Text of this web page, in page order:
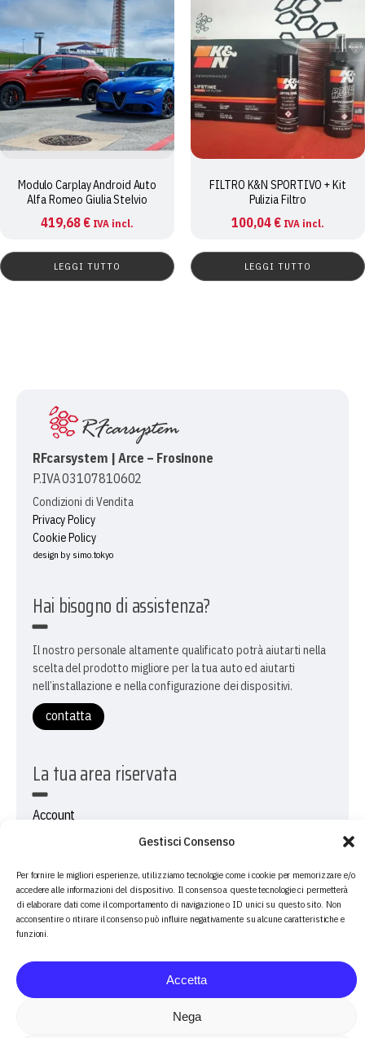
Gestisci Consenso
Per fornire le migliori esperienze, utilizziamo tecnologie come i cookie per memorizzare e/o
accedere alle informazioni del dispositivo. Il consenso a queste tecnologie ci permetterà
di elaborare dati come il comportamento di navigazione o ID unici su questo sito. Non
acconsentire o ritirare il consenso può influire negativamente su alcune caratteristiche e
funzioni.
Accetta
Nega
Modulo Carplay Android Auto
Alfa Romeo Giulia Stelvio
419,68 € IVA incl.
LEGGI TUTTO
FILTRO K&N SPORTIVO + Kit
Pulizia Filtro
100,04 € IVA incl.
LEGGI TUTTO
RFcarsystem | Arce – Frosinone
P.IVA 03107810602
Condizioni di Vendita
Privacy Policy
Cookie Policy
design by simo.tokyo
Hai bisogno di assistenza?
Il nostro personale altamente qualificato potrà aiutarti nella
scelta del prodotto migliore per la tua auto ed aiutarti
nell’installazione e nella configurazione dei dispositivi.
contatta
La tua area riservata
Account
Seguici sui social
facebook